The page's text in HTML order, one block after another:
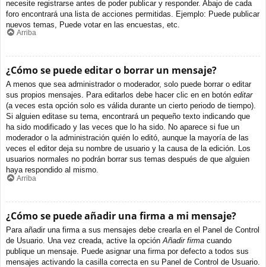
necesite registrarse antes de poder publicar y responder. Abajo de cada
foro encontrará una lista de acciones permitidas. Ejemplo: Puede publicar
nuevos temas, Puede votar en las encuestas, etc.
Arriba
¿Cómo se puede editar o borrar un mensaje?
A menos que sea administrador o moderador, solo puede borrar o editar
sus propios mensajes. Para editarlos debe hacer clic en en botón editar
(a veces esta opción solo es válida durante un cierto periodo de tiempo).
Si alguien editase su tema, encontrará un pequeño texto indicando que
ha sido modificado y las veces que lo ha sido. No aparece si fue un
moderador o la administración quién lo editó, aunque la mayoría de las
veces el editor deja su nombre de usuario y la causa de la edición. Los
usuarios normales no podrán borrar sus temas después de que alguien
haya respondido al mismo.
Arriba
¿Cómo se puede añadir una firma a mi mensaje?
Para añadir una firma a sus mensajes debe crearla en el Panel de Control
de Usuario. Una vez creada, active la opción Añadir firma cuando
publique un mensaje. Puede asignar una firma por defecto a todos sus
mensajes activando la casilla correcta en su Panel de Control de Usuario.